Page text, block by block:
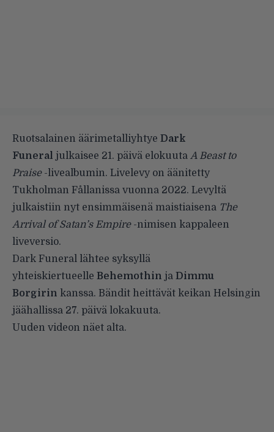
Ruotsalainen äärimetalliyhtye Dark
Funeral
julkaisee 21. päivä elokuuta A Beast to
Praise-livealbumin. Livelevy on äänitetty
Tukholman Fållanissa vuonna 2022. Levyltä
julkaistiin nyt ensimmäisenä maistiaisena The
Arrival of Satan’s Empire-nimisen kappaleen
liveversio.
Dark Funeral lähtee syksyllä
yhteiskiertueelle Behemothin ja Dimmu
Borgirin kanssa. Bändit heittävät keikan Helsingin
jäähallissa 27. päivä lokakuuta.
Uuden videon näet alta.